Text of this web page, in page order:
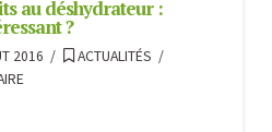
au déshydrateur :
?
2016
ACTUALITÉS